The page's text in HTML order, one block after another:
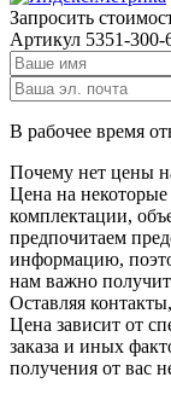
Запросить
Артикул 5351-300-
В рабочее время
Почему нет цены
Цена на некоторые
комплектации,
предпочитаем
информацию,
нам важно
Оставляя
Цена зависит от
заказа и иных
получения от вас